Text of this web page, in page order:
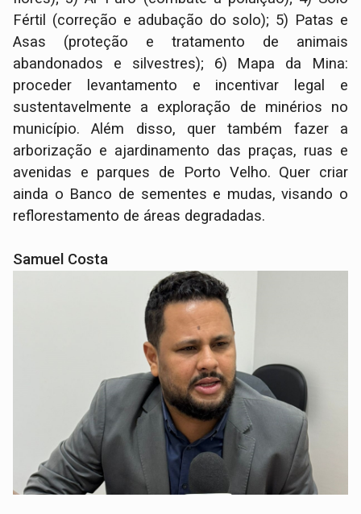
Fértil (correção e adubação do solo); 5) Patas e
Asas (proteção e tratamento de animais
abandonados e silvestres); 6) Mapa da Mina:
proceder levantamento e incentivar legal e
sustentavelmente a exploração de minérios no
município. Além disso, quer também fazer a
arborização e ajardinamento das praças, ruas e
avenidas e parques de Porto Velho. Quer criar
ainda o Banco de sementes e mudas, visando o
reflorestamento de áreas degradadas.
Samuel Costa